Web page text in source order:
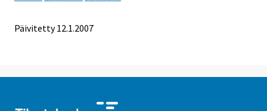
Päivitetty12.1.2007